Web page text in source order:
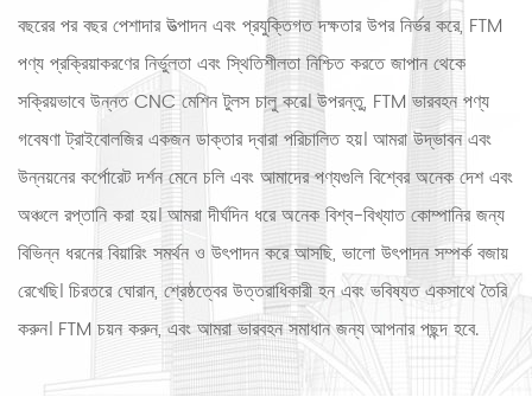
বছরের পর বছর পেশাদার উত্পাদন এবং প্রযুক্তিগত দক্ষতার উপর নির্ভর করে, FTM
পণ্য প্রক্রিয়াকরণের নির্ভুলতা এবং স্থিতিশীলতা নিশ্চিত করতে জাপান থেকে
সক্রিয়ভাবে উন্নত CNC মেশিন টুলস চালু করে। উপরন্তু, FTM ভারবহন পণ্য
গবেষণা ট্রাইবোলজির একজন ডাক্তার দ্বারা পরিচালিত হয়। আমরা উদ্ভাবন এবং
উন্নয়নের কর্পোরেট দর্শন মেনে চলি এবং আমাদের পণ্যগুলি বিশ্বের অনেক দেশ এবং
অঞ্চলে রপ্তানি করা হয়। আমরা দীর্ঘদিন ধরে অনেক বিশ্ব-বিখ্যাত কোম্পানির জন্য
বিভিন্ন ধরনের বিয়ারিং সমর্থন ও উৎপাদন করে আসছি, ভালো উৎপাদন সম্পর্ক বজায়
রেখেছি। চিরতরে ঘোরান, শ্রেষ্ঠত্বের উত্তরাধিকারী হন এবং ভবিষ্যত একসাথে তৈরি
করুন। FTM চয়ন করুন, এবং আমরা ভারবহন সমাধান জন্য আপনার পছন্দ হবে.